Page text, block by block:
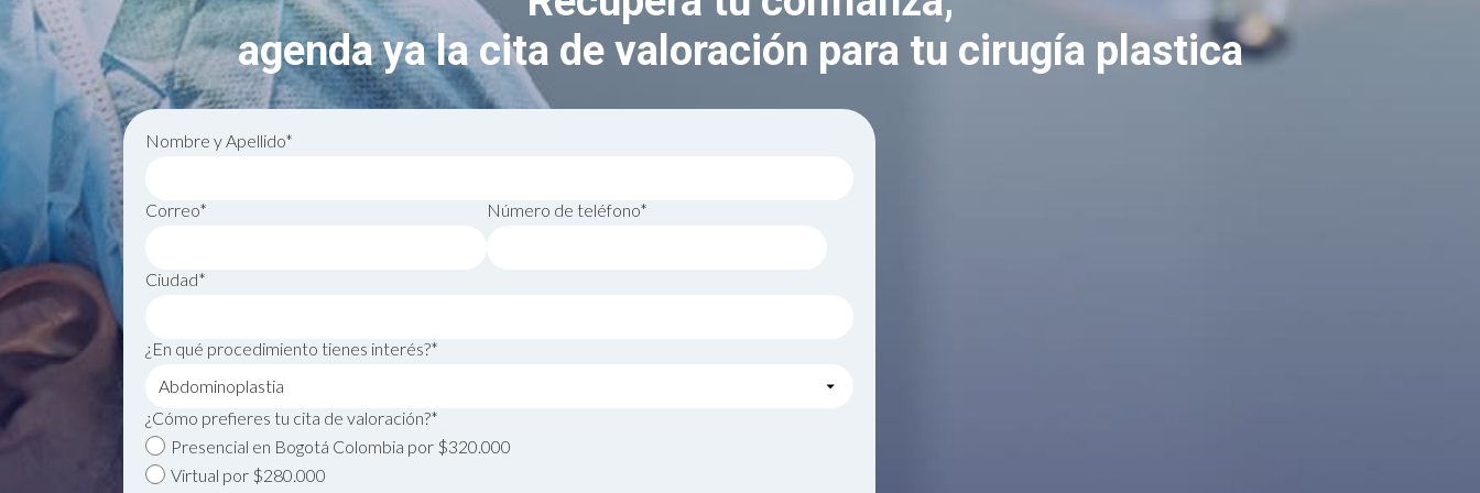
agenda ya la cita de valoración para tu cirugía plastica
Nombre y Apellido*
Correo* Número de teléfono*
Ciudad*
¿En qué procedimiento tienes interés?*
¿Cómo prefieres tu cita de valoración?*
Presencial en Bogotá Colombia por $320.000
Virtual por $280.000